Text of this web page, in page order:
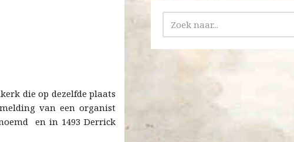
die op dezelfde plaats
van een organist
en in 1493 Derrick